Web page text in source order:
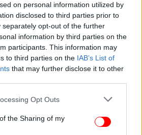
on personal information utilized by
disclosed to third parties prior to
separately opt-out of the further
information by third parties on the
participants. This information may
to third parties on the IAB’s List of
that may further disclose it to other
app uses one or more Google
or usage behaviour. You may click to
Google and its third-party tags to
Opt Outs
the Sharing of my
Μασκ ξεπερνά το ΑΕΠ
να αγοράσει με ένα τρισ.